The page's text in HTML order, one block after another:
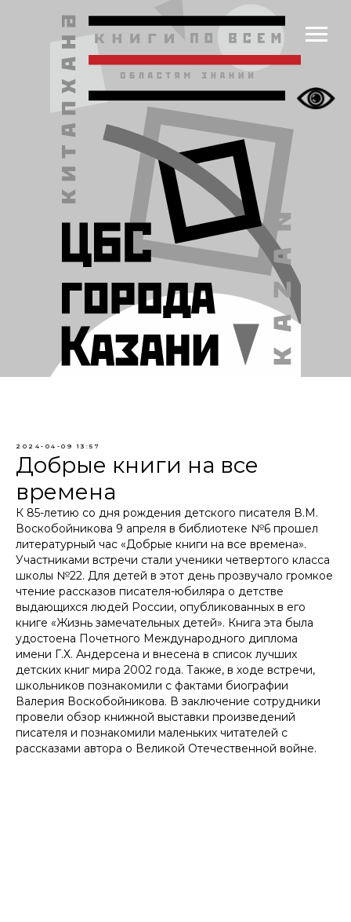
2024-04-09 13:57
Добрые книги на все
времена
К 85-летию со дня рождения детского писателя В.М.
Воскобойникова 9 апреля в библиотеке №6 прошел
литературный час «Добрые книги на все времена».
Участниками встречи стали ученики четвертого класса
школы №22. Для детей в этот день прозвучало громкое
чтение рассказов писателя-юбиляра о детстве
выдающихся людей России, опубликованных в его
книге «Жизнь замечательных детей». Книга эта была
удостоена Почетного Международного диплома
имени Г.Х. Андерсена и внесена в список лучших
детских книг мира 2002 года. Также, в ходе встречи,
школьников познакомили с фактами биографии
Валерия Воскобойникова. В заключение сотрудники
провели обзор книжной выставки произведений
писателя и познакомили маленьких читателей с
рассказами автора о Великой Отечественной войне.